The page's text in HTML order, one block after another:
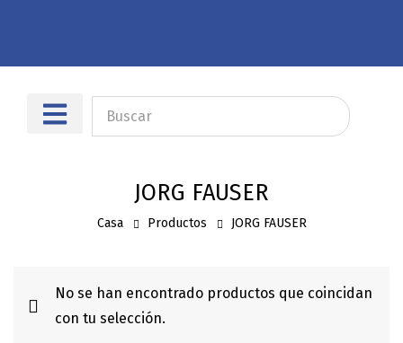
JORG FAUSER
Casa Productos JORG FAUSER
No se han encontrado productos que coincidan
con tu selección.